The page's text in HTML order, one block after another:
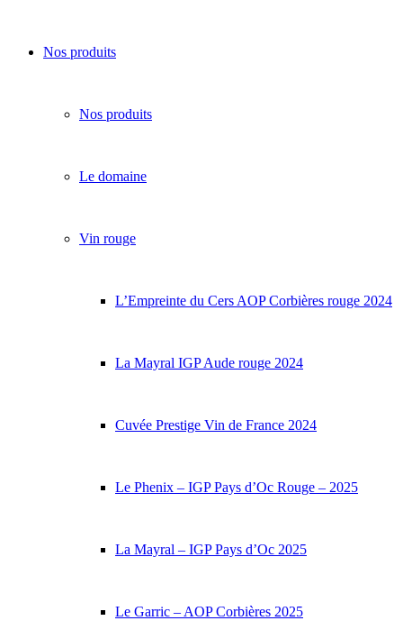
Nos produits
Nos produits
Le domaine
Vin rouge
L’Empreinte du Cers AOP Corbières rouge 2024
La Mayral IGP Aude rouge 2024
Cuvée Prestige Vin de France 2024
Le Phenix – IGP Pays d’Oc Rouge – 2025
La Mayral – IGP Pays d’Oc 2025
Le Garric – AOP Corbières 2025